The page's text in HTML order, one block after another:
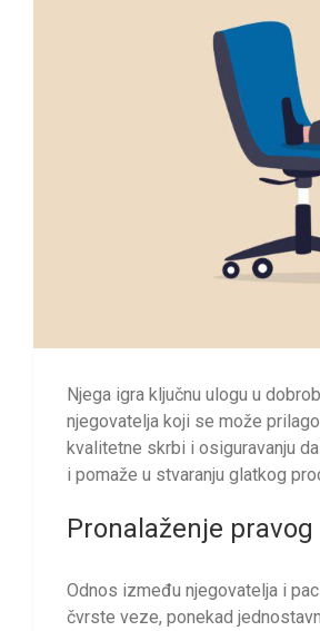
Njega igra ključnu ulogu u
njegovatelja koji se može
kvalitetne skrbi i osiguravanju
i pomaže u stvaranju glatkog
Pronalaženje
Odnos između njegovatelja i
čvrste veze, ponekad